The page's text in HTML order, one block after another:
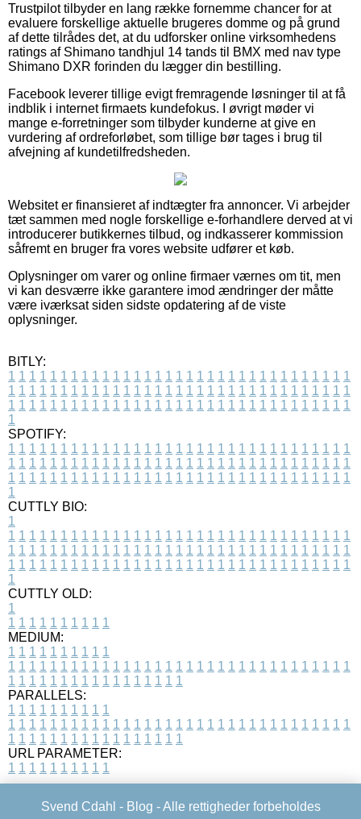
Trustpilot tilbyder en lang række fornemme chancer for at
evaluere forskellige aktuelle brugeres domme og på grund
af dette tilrådes det, at du udforsker online virksomhedens
ratings af Shimano tandhjul 14 tands til BMX med nav type
Shimano DXR forinden du lægger din bestilling.
Facebook leverer tillige evigt fremragende løsninger til at få
indblik i internet firmaets kundefokus. I øvrigt møder vi
mange e-forretninger som tilbyder kunderne at give en
vurdering af ordreforløbet, som tillige bør tages i brug til
afvejning af kundetilfredsheden.
Websitet er finansieret af indtægter fra annoncer. Vi arbejder
tæt sammen med nogle forskellige e-forhandlere derved at vi
introducerer butikkernes tilbud, og indkasserer kommission
såfremt en bruger fra vores website udfører et køb.
Oplysninger om varer og online firmaer værnes om tit, men
vi kan desværre ikke garantere imod ændringer der måtte
være iværksat siden sidste opdatering af de viste
oplysninger.
BITLY:
1 1 1 1 1 1 1 1 1 1 1 1 1 1 1 1 1 1 1 1 1 1 1 1 1 1 1 1 1 1 1 1 1
1 1 1 1 1 1 1 1 1 1 1 1 1 1 1 1 1 1 1 1 1 1 1 1 1 1 1 1 1 1 1 1 1
1 1 1 1 1 1 1 1 1 1 1 1 1 1 1 1 1 1 1 1 1 1 1 1 1 1 1 1 1 1 1 1 1
1
SPOTIFY:
1 1 1 1 1 1 1 1 1 1 1 1 1 1 1 1 1 1 1 1 1 1 1 1 1 1 1 1 1 1 1 1 1
1 1 1 1 1 1 1 1 1 1 1 1 1 1 1 1 1 1 1 1 1 1 1 1 1 1 1 1 1 1 1 1 1
1 1 1 1 1 1 1 1 1 1 1 1 1 1 1 1 1 1 1 1 1 1 1 1 1 1 1 1 1 1 1 1 1
1
CUTTLY BIO:
1
1 1 1 1 1 1 1 1 1 1 1 1 1 1 1 1 1 1 1 1 1 1 1 1 1 1 1 1 1 1 1 1 1
1 1 1 1 1 1 1 1 1 1 1 1 1 1 1 1 1 1 1 1 1 1 1 1 1 1 1 1 1 1 1 1 1
1 1 1 1 1 1 1 1 1 1 1 1 1 1 1 1 1 1 1 1 1 1 1 1 1 1 1 1 1 1 1 1 1
1
CUTTLY OLD:
1
1 1 1 1 1 1 1 1 1 1
MEDIUM:
1 1 1 1 1 1 1 1 1 1
1 1 1 1 1 1 1 1 1 1 1 1 1 1 1 1 1 1 1 1 1 1 1 1 1 1 1 1 1 1 1 1 1
1 1 1 1 1 1 1 1 1 1 1 1 1 1 1 1 1
PARALLELS:
1 1 1 1 1 1 1 1 1 1
1 1 1 1 1 1 1 1 1 1 1 1 1 1 1 1 1 1 1 1 1 1 1 1 1 1 1 1 1 1 1 1 1
1 1 1 1 1 1 1 1 1 1 1 1 1 1 1 1 1
URL PARAMETER:
1 1 1 1 1 1 1 1 1 1
Svend Cdahl - Blog - Alle rettigheder forbeholdes